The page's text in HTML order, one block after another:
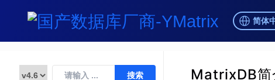
简体
MatrixDB简